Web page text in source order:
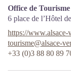
Office de
6 place de l’Hôtel
https://www.alsace-
tourisme@alsace-
+33 (0)3 88 80 89